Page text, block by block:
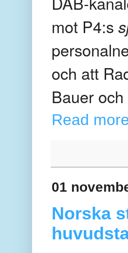
mot P4:s
och att
Bauer
Read
01
Norska